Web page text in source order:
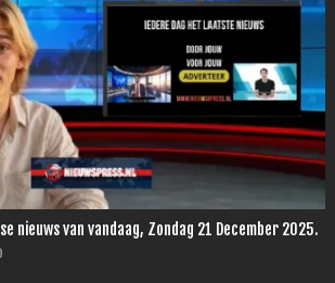
nieuws van vandaag, Zondag 21 December 2025.